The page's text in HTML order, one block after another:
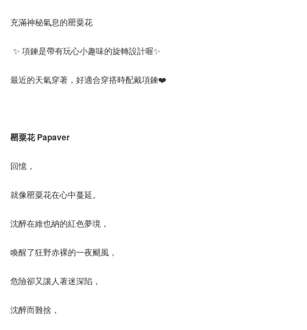
充滿神秘氣息的罌粟花
✨ 項鍊是帶有玩心小趣味的旋轉設計喔✨
最近的天氣穿著，好適合穿搭時配戴項鍊❤️
罌粟花 Papaver
回憶，
就像罌粟花在心中蔓延。
沈醉在維也納的紅色夢境，
喚醒了狂野赤裸的一夜颶風，
危險卻又讓人著迷深陷，
沈醉而難捨，